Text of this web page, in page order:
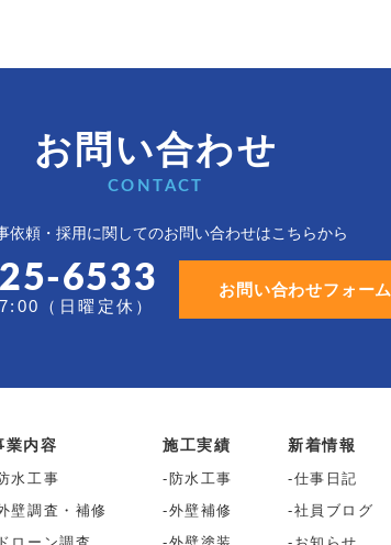
お問い合わせ
CONTACT
依頼・採用に関してのお問い合わせはこちらから
6533
（日曜定休）
お問い合わせフォーム
業内容
水工事
壁調査・補修
施工実績
防水工事
外壁補修
新着情報
仕事日記
社員ブログ